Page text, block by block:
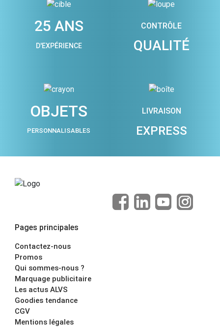
25 ANS
D'EXPÉRIENCE
CONTRÔLE
QUALITÉ
OBJETS
PERSONNALISABLES
LIVRAISON
EXPRESS
Pages principales
Contactez-nous
Promos
Qui sommes-nous ?
Marquage publicitaire
Les actus ALVS
Goodies tendance
CGV
Mentions légales